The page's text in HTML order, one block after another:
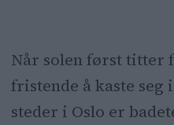
Når solen først titter
fristende å kaste seg
steder i Oslo er